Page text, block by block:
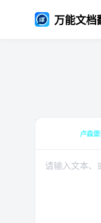
万能文档
卢森